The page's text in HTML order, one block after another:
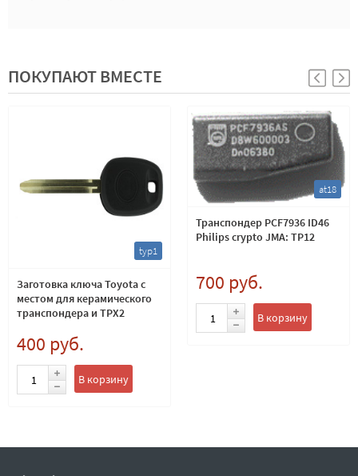
ПОКУПАЮТ ВМЕСТЕ
typ1
Заготовка ключа Toyota с
местом для керамического
транспондера и TPX2
400 руб.
В корзину
at18
Транспондер PCF7936 ID46
Philips crypto JMA: TP12
700 руб.
В корзину